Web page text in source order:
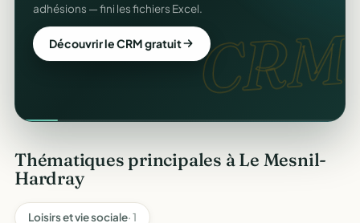
CRM.
adhésions — fini les fichiers Excel.
Découvrir le CRM gratuit
Thématiques principales à Le Mesnil-
Hardray
Loisirs et vie sociale· 1